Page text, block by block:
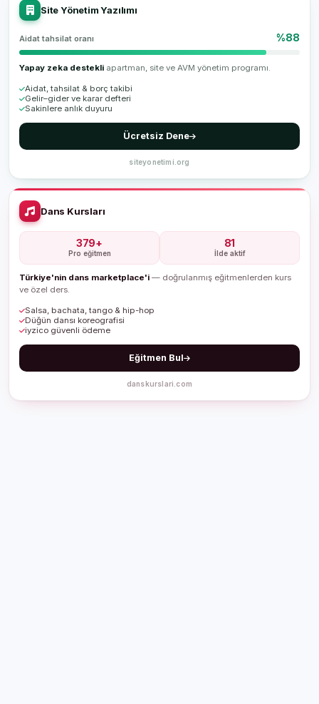
Site Yönetim Yazılımı
Aidat tahsilat oranı %88
Yapay zeka destekli apartman, site ve AVM yönetim programı.
Aidat, tahsilat & borç takibi
Gelir–gider ve karar defteri
Sakinlere anlık duyuru
Ücretsiz Dene
siteyonetimi.org
Dans Kursları
379+
Pro eğitmen
81
İlde aktif
Türkiye'nin dans marketplace'i — doğrulanmış eğitmenlerden kurs
ve özel ders.
Salsa, bachata, tango & hip-hop
Düğün dansı koreografisi
iyzico güvenli ödeme
Eğitmen Bul
danskurslari.com